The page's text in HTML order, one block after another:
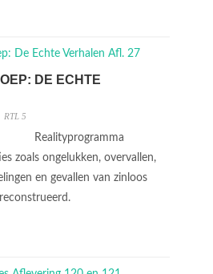
DE ECHTE
RTL 5
Realityprogramma
zoals ongelukken, overvallen,
en gevallen van zinloos